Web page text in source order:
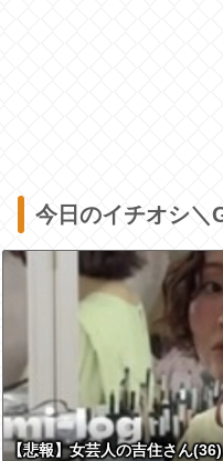
今日のイチオシ＼
【悲報】女芸人の吉住さん